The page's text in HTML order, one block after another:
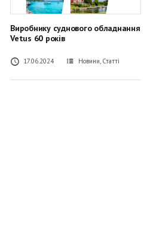
Виробнику суднового обладнання
Vetus 60 років
17.06.2024 Новини, Статті